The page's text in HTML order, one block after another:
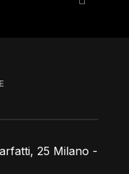
25 Milano -